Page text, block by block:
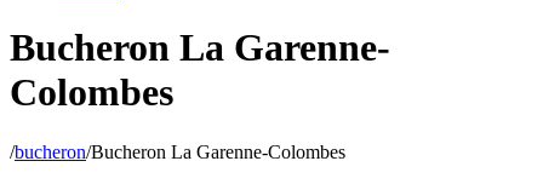
Bucheron La Garenne-
Colombes
/bucheron/Bucheron La Garenne-Colombes